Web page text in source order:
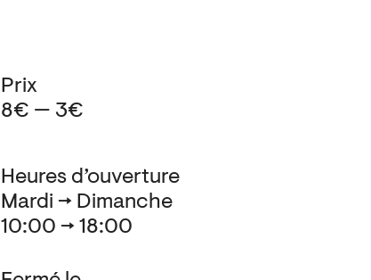
Heures d’ouverture
Mardi → Dimanche
10:00 → 18:00
Prix
8€ — 3€